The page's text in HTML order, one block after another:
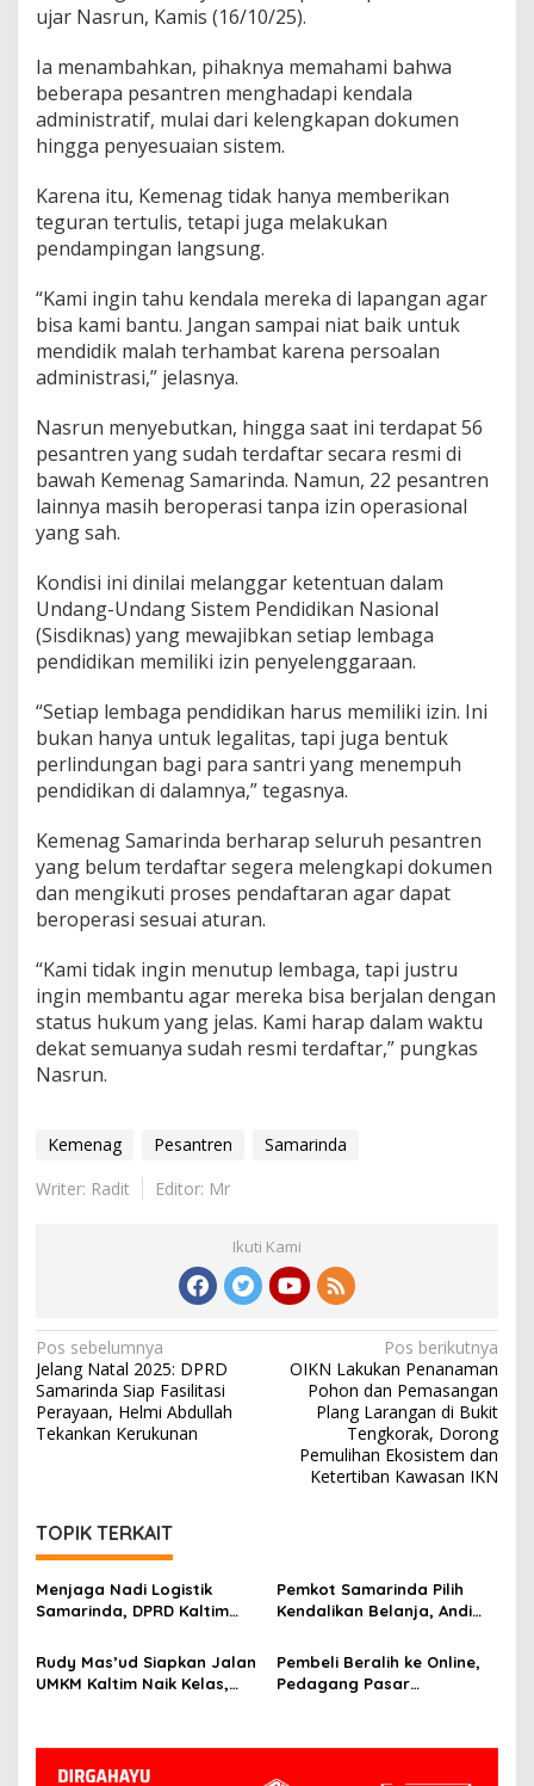
ujar Nasrun, Kamis (16/10/25).
Ia menambahkan, pihaknya memahami bahwa
beberapa pesantren menghadapi kendala
administratif, mulai dari kelengkapan dokumen
hingga penyesuaian sistem.
Karena itu, Kemenag tidak hanya memberikan
teguran tertulis, tetapi juga melakukan
pendampingan langsung.
“Kami ingin tahu kendala mereka di lapangan agar
bisa kami bantu. Jangan sampai niat baik untuk
mendidik malah terhambat karena persoalan
administrasi,” jelasnya.
Nasrun menyebutkan, hingga saat ini terdapat 56
pesantren yang sudah terdaftar secara resmi di
bawah Kemenag Samarinda. Namun, 22 pesantren
lainnya masih beroperasi tanpa izin operasional
yang sah.
Kondisi ini dinilai melanggar ketentuan dalam
Undang-Undang Sistem Pendidikan Nasional
(Sisdiknas) yang mewajibkan setiap lembaga
pendidikan memiliki izin penyelenggaraan.
“Setiap lembaga pendidikan harus memiliki izin. Ini
bukan hanya untuk legalitas, tapi juga bentuk
perlindungan bagi para santri yang menempuh
pendidikan di dalamnya,” tegasnya.
Kemenag Samarinda berharap seluruh pesantren
yang belum terdaftar segera melengkapi dokumen
dan mengikuti proses pendaftaran agar dapat
beroperasi sesuai aturan.
“Kami tidak ingin menutup lembaga, tapi justru
ingin membantu agar mereka bisa berjalan dengan
status hukum yang jelas. Kami harap dalam waktu
dekat semuanya sudah resmi terdaftar,” pungkas
Nasrun.
Kemenag Pesantren
Samarinda
Writer: Radit
Editor: Mr
Ikuti Kami
Navigasi
pos
Pos sebelumnya
Jelang Natal 2025: DPRD
Samarinda Siap Fasilitasi
Perayaan, Helmi Abdullah
Tekankan Kerukunan
Pos berikutnya
OIKN Lakukan Penanaman
Pohon dan Pemasangan
Plang Larangan di Bukit
Tengkorak, Dorong
Pemulihan Ekosistem dan
Ketertiban Kawasan IKN
TOPIK TERKAIT
Menjaga Nadi Logistik
Samarinda, DPRD Kaltim
Mahulu
Pemkot Samarinda Pilih
Kendalikan Belanja, Andi
Penting daripada Berutang
Rudy Mas’ud Siapkan Jalan
UMKM Kaltim Naik Kelas,
Pembeli Beralih ke Online,
Pedagang Pasar